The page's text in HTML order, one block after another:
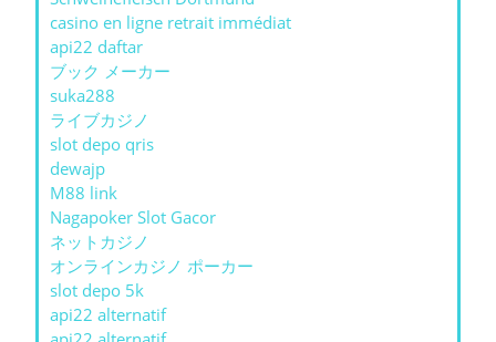
casino en ligne retrait immédiat
api22 daftar
ブック メーカー
suka288
ライブカジノ
slot depo qris
dewajp
M88 link
Nagapoker Slot Gacor
ネットカジノ
オンラインカジノ ポーカー
slot depo 5k
api22 alternatif